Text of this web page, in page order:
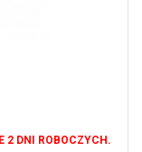
2 DNI ROBOCZYCH.